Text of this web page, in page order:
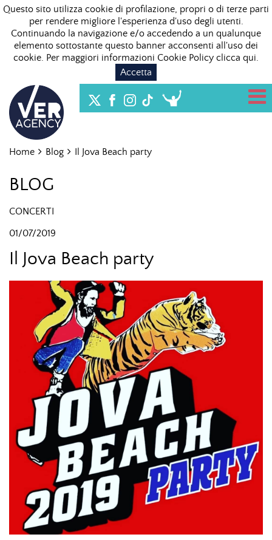
Questo sito utilizza cookie di profilazione, propri o di terze parti
per rendere migliore l'esperienza d'uso degli utenti.
Continuando la navigazione e/o accedendo a un qualunque
elemento sottostante questo banner acconsenti all'uso dei
cookie. Per maggiori informazioni Cookie Policy clicca qui.
Accetta
Home Blog Il Jova Beach party
BLOG
CONCERTI
01/07/2019
Il Jova Beach party